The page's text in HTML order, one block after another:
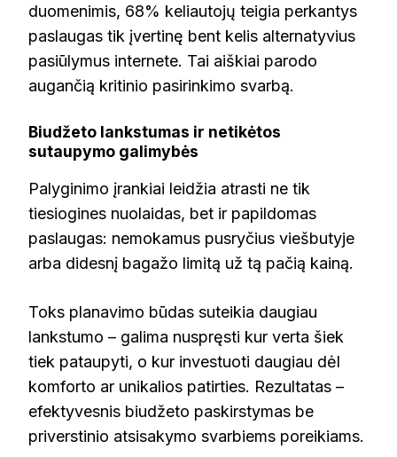
duomenimis, 68% keliautojų teigia perkantys
paslaugas tik įvertinę bent kelis alternatyvius
pasiūlymus internete. Tai aiškiai parodo
augančią kritinio pasirinkimo svarbą.
Biudžeto lankstumas ir netikėtos
sutaupymo galimybės
Palyginimo įrankiai leidžia atrasti ne tik
tiesiogines nuolaidas, bet ir papildomas
paslaugas: nemokamus pusryčius viešbutyje
arba didesnį bagažo limitą už tą pačią kainą.
Toks planavimo būdas suteikia daugiau
lankstumo – galima nuspręsti kur verta šiek
tiek pataupyti, o kur investuoti daugiau dėl
komforto ar unikalios patirties. Rezultatas –
efektyvesnis biudžeto paskirstymas be
priverstinio atsisakymo svarbiems poreikiams.